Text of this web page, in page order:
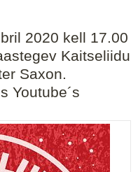
2020 kell 17.00
Kaitseliidu
Saxon.
Youtube´s